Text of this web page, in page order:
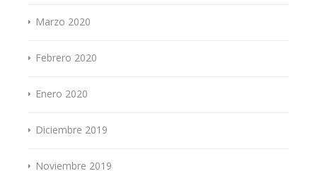
Marzo 2020
Febrero 2020
Enero 2020
Diciembre 2019
Noviembre 2019